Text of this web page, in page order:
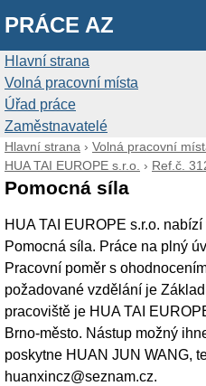
PRÁCE AZ
Hlavní strana
Volná pracovní místa
Úřad práce
Zaměstnavatelé
Hlavní strana › Volná pracovní
HUA TAI EUROPE s.r.o. › Ref.č.
Pomocná síla
HUA TAI EUROPE s.r.o.
Pomocná síla. Práce na plný
Pracovní poměr s
požadované vzdělání je
pracoviště je HUA TAI
Brno-město. Nástup možný
poskytne HUAN JUN WANG,
huanxincz@seznam.cz.